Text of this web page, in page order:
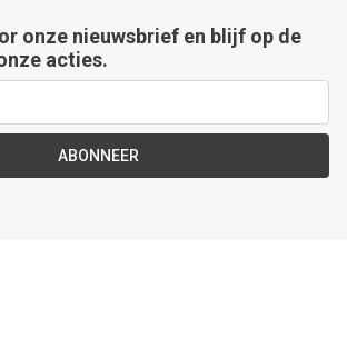
onze nieuwsbrief en blijf op de
acties.
ABONNEER